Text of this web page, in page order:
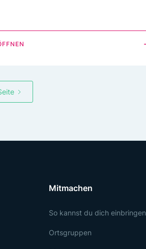
Mitmachen
So kannst du dich einbringen
Ortsgruppen